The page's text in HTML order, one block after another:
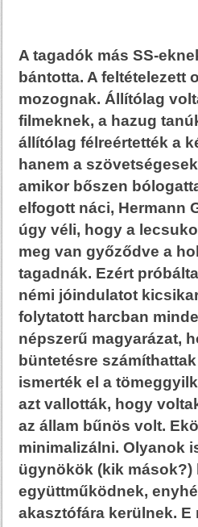
A tagadók más SS-
bántotta. A
mozognak. Állítólag
filmeknek, a hazug
állítólag félreértették a
hanem a
amikor bőszen
elfogott náci, Hermann
úgy véli, hogy a
meg van győződve a
tagadnák. Ezért
némi jóindulatot
folytatott harcban
népszerű magyarázat,
büntetésre
ismerték el a
azt vallották, hogy
az állam bűnös volt.
minimalizálni. Olyanok
ügynökök (kik mások?)
együttműködnek,
akasztófára kerülnek.